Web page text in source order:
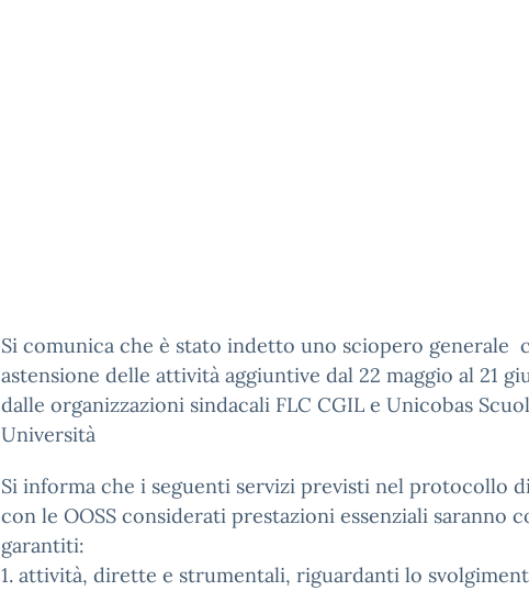
Si comunica che è stato indetto uno sciopero generale
astensione delle attività aggiuntive dal 22 maggio al 21
dalle organizzazioni sindacali FLC CGIL e Unicobas
Università
Si informa che i seguenti servizi previsti nel protocollo
con le OOSS considerati prestazioni essenziali saranno
garantiti:
1. attività, dirette e strumentali, riguardanti lo